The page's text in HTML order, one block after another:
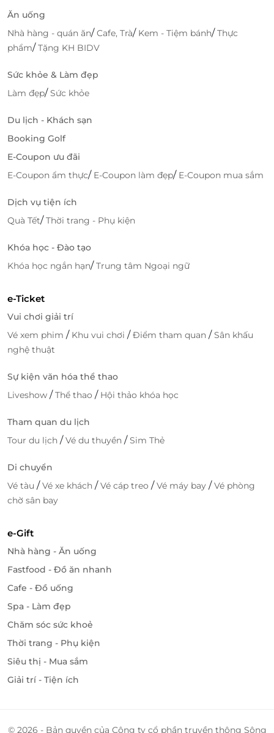
Ăn uống
Nhà hàng - quán ăn/Cafe, Trà/ Kem - Tiệm bánh/Thực
phẩm/Tặng KH BIDV
Sức khỏe & Làm đẹp
Làm đẹp/Sức khỏe
Du lịch - Khách sạn
Booking Golf
E-Coupon ưu đãi
E-Coupon ẩm thực/ E-Coupon làm đẹp/ E-Coupon mua sắm
Dịch vụ tiện ích
Quà Tết/Thời trang - Phụ kiện
Khóa học - Đào tạo
Khóa học ngắn hạn/Trung tâm Ngoại ngữ
e-Ticket
Vui chơi giải trí
Vé xem phim / Khu vui chơi /Điểm tham quan /Sân khấu
nghệ thuật
Sự kiện văn hóa thể thao
Liveshow /Thể thao / Hội thảo khóa học
Tham quan du lịch
Tour du lịch /Vé du thuyền /Sim Thẻ
Di chuyển
Vé tàu /Vé xe khách /Vé cáp treo /Vé máy bay /Vé phòng
chờ sân bay
e-Gift
Nhà hàng - Ăn uống
Fastfood - Đồ ăn nhanh
Cafe - Đồ uống
Spa - Làm đẹp
Chăm sóc sức khoẻ
Thời trang - Phụ kiện
Siêu thị - Mua sắm
Giải trí - Tiện ích
© 2026 - Bản quyền của Công ty cổ phần truyền thông Sông